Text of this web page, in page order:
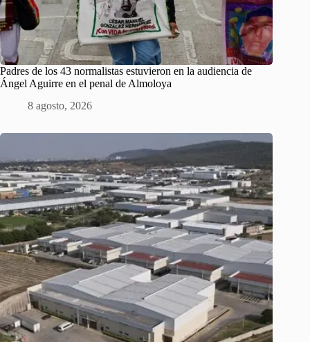
Padres de los 43 normalistas estuvieron en la audiencia de
Ángel Aguirre en el penal de Almoloya
8 agosto, 2026